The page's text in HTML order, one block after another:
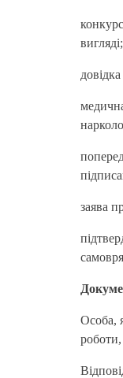
вигляді;
заява
Особа,
роботи,